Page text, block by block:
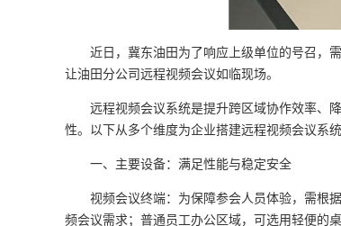
近日，冀东油田为了响应上级单位的号召，
让油田分公司远程视频会议如临现场。
远程视频会议系统是提升跨区域协作效率、
性。以下从多个维度为企业搭建远程视频会议系统
一、主要设备：满足性能与稳定安全
视频会议终端：为保障参会人员体验，需根
频会议需求；普通员工办公区域，可选用轻便的